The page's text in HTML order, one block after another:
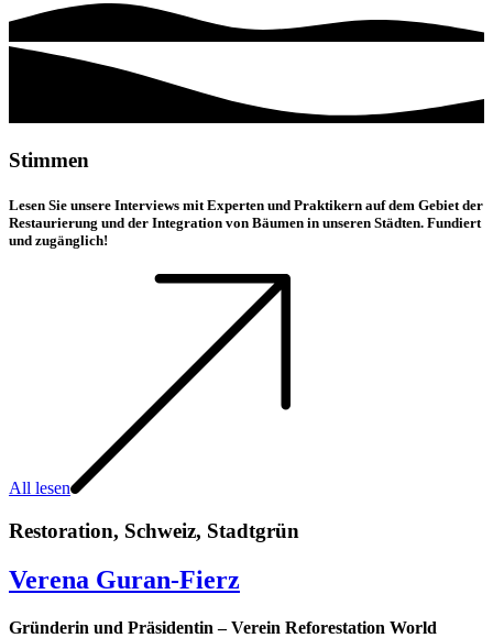
Stimmen
Lesen Sie unsere Interviews mit Experten und Praktikern auf dem Gebiet der
Restaurierung und der Integration von Bäumen in unseren Städten. Fundiert
und zugänglich!
All lesen
Restoration, Schweiz, Stadtgrün
Verena Guran-Fierz
Gründerin und Präsidentin – Verein Reforestation World